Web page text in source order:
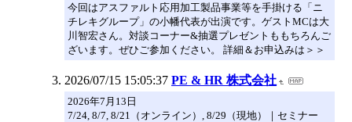
今回はアスファルト応用加工製品事業等を手掛ける「ニ
チレキグループ」の小幡代表が出演です。ゲストMCは大
川智宏さん。対談コーナー&抽選プレゼントももちろんご
ざいます。ぜひご参加ください。 詳細＆お申込みは＞＞
2026/07/15 15:05:37 PE & HR 株式会社
2026年7月13日
7/24, 8/7, 8/21（オンライン）, 8/29（現地）｜セミナー